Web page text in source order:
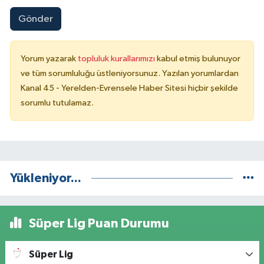
Gönder
Yorum yazarak topluluk kurallarımızı kabul etmiş bulunuyor
ve tüm sorumluluğu üstleniyorsunuz. Yazılan yorumlardan
Kanal 45 - Yerelden-Evrensele Haber Sitesi hiçbir şekilde
sorumlu tutulamaz.
Yükleniyor...
Süper Lig Puan Durumu
Süper Lig